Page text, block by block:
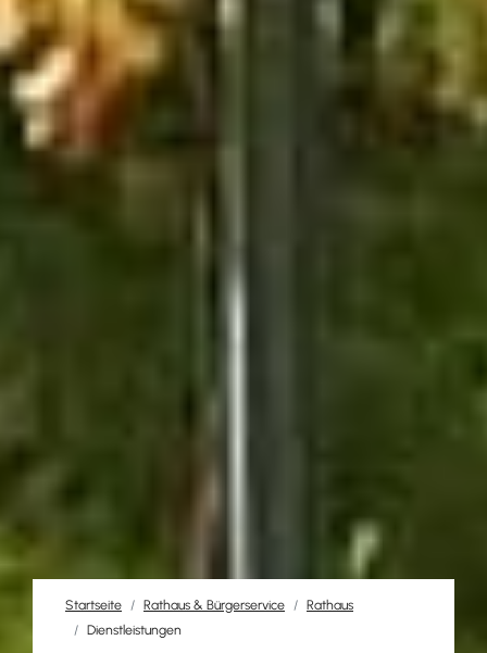
Startseite Rathaus & Bürgerservice
Rathaus
Dienstleistungen